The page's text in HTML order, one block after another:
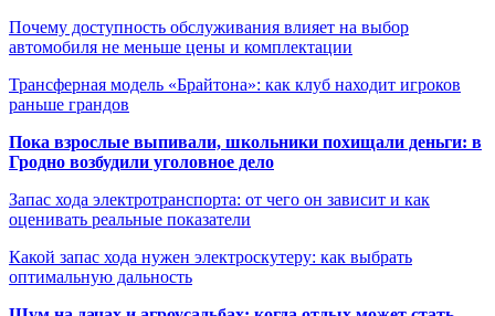
Почему доступность обслуживания влияет на выбор
автомобиля не меньше цены и комплектации
Трансферная модель «Брайтона»: как клуб находит игроков
раньше грандов
Пока взрослые выпивали, школьники похищали деньги: в
Гродно возбудили уголовное дело
Запас хода электротранспорта: от чего он зависит и как
оценивать реальные показатели
Какой запас хода нужен электроскутеру: как выбрать
оптимальную дальность